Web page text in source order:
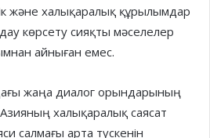
және халықаралық құрылымдар
көрсету сияқты мәселелер
айныған емес.
жаңа диалог орындарының
халықаралық саясат
салмағы арта түскенін